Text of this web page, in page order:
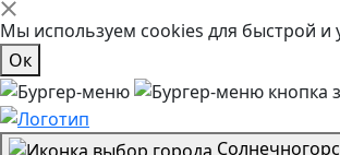
Мы используем cookies для быстрой и
Ок